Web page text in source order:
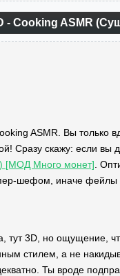
- Cooking ASMR
ASMR. Вы
Сразу скажу: если вы
[МОД Много монет] .
шефом, иначе
тут 3D, но ощущение,
стилем, а не
Ты вроде